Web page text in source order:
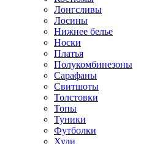
Лонгсливы
Лосины
Нижнее белье
Носки
Платья
Полукомбинезоны
Сарафаны
Свитшоты
Толстовки
Топы
Туники
Футболки
Худи